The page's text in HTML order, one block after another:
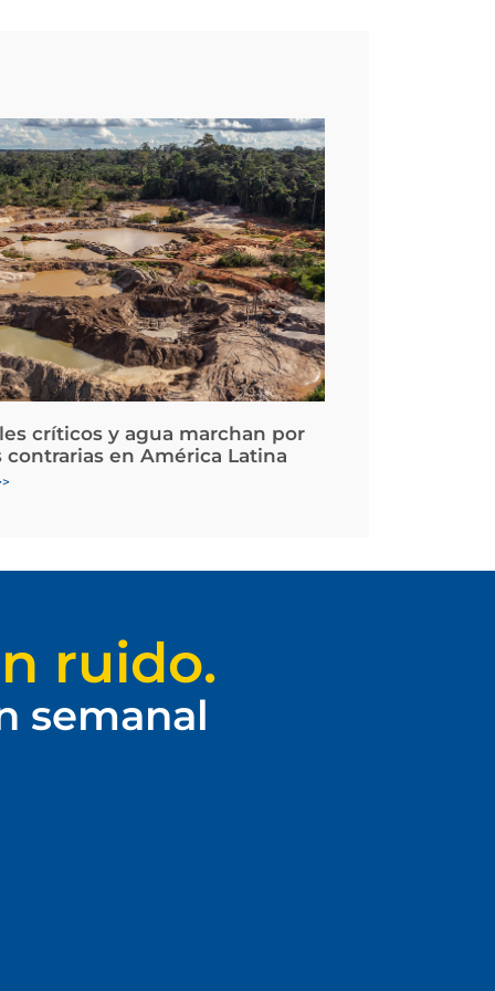
críticos y agua marchan por
contrarias en América Latina
ruido.
semanal